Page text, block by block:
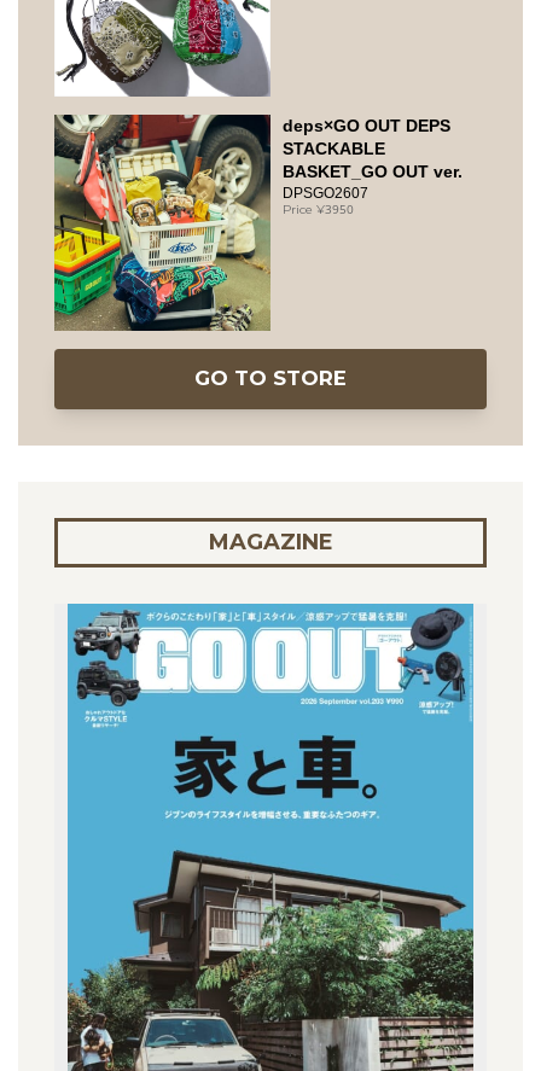
deps×GO OUT DEPS
STACKABLE
BASKET_GO OUT ver.
DPSGO2607
3950
GO TO STORE
MAGAZINE